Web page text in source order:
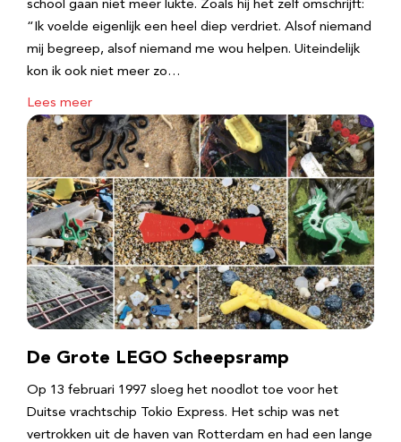
school gaan niet meer lukte. Zoals hij het zelf omschrijft:
“Ik voelde eigenlijk een heel diep verdriet. Alsof niemand
mij begreep, alsof niemand me wou helpen. Uiteindelijk
kon ik ook niet meer zo…
Lees meer
De Grote LEGO Scheepsramp
Op 13 februari 1997 sloeg het noodlot toe voor het
Duitse vrachtschip Tokio Express. Het schip was net
vertrokken uit de haven van Rotterdam en had een lange